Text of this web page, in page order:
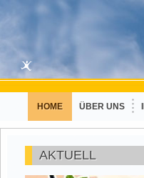
HOME ÜBER UNS
AKTUELL